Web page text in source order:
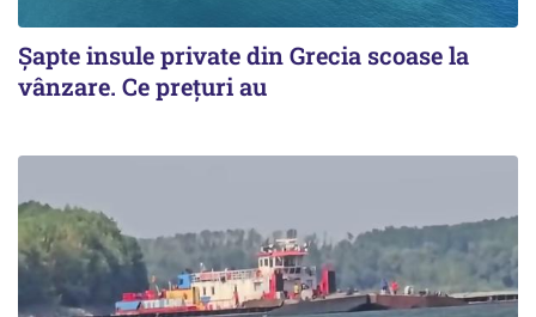
Șapte insule private din Grecia scoase la
vânzare. Ce prețuri au